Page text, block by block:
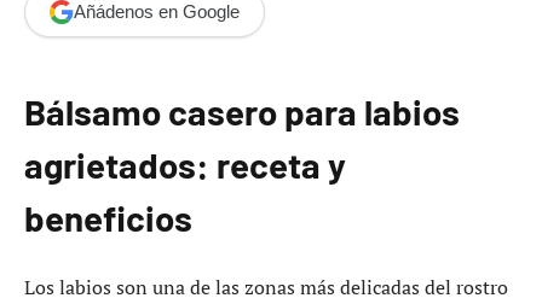
Añádenos en Google
Bálsamo casero para labios
agrietados: receta y
beneficios
Los labios son una de las zonas más delicadas del rostro